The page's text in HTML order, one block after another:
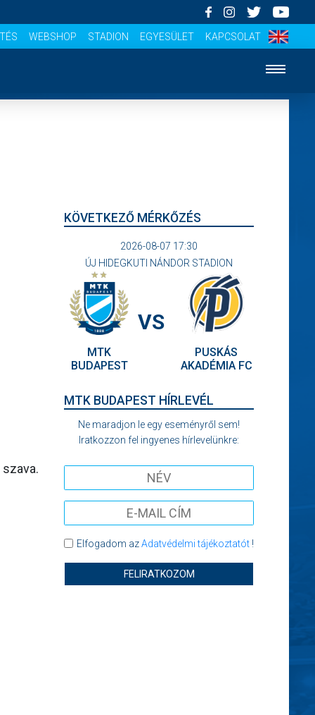
WEBSHOP STADION EGYESÜLET KAPCSOLAT
KÖVETKEZŐ MÉRKŐZÉS
2026-08-07 17:30
ÚJ HIDEGKUTI NÁNDOR STADION
MTK
BUDAPEST
VS
PUSKÁS
AKADÉMIA FC
MTK BUDAPEST HÍRLEVÉL
Ne maradjon le egy eseményről sem!
Iratkozzon fel ingyenes hírlevelünkre:
Elfogadom azAdatvédelmi tájékoztatót!
FELIRATKOZOM